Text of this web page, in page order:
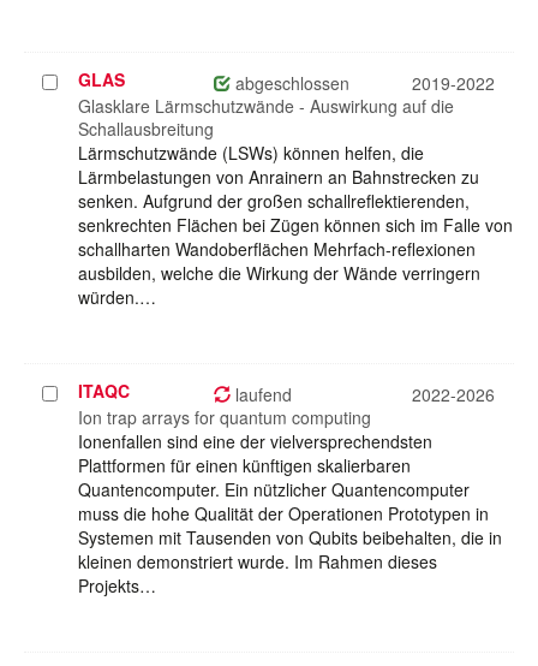
Projekt
auswählen
GLAS abgeschlossen
2019-2022
Glasklare Lärmschutzwände - Auswirkung auf die
Schallausbreitung
Lärmschutzwände (LSWs) können helfen, die
Lärmbelastungen von Anrainern an Bahnstrecken zu
senken. Aufgrund der großen schallreflektierenden,
senkrechten Flächen bei Zügen können sich im Falle von
schallharten Wandoberflächen Mehrfach-reflexionen
ausbilden, welche die Wirkung der Wände verringern
würden.…
Projekt
auswählen
ITAQC laufend
2022-2026
Ion trap arrays for quantum computing
Ionenfallen sind eine der vielversprechendsten
Plattformen für einen künftigen skalierbaren
Quantencomputer. Ein nützlicher Quantencomputer
muss die hohe Qualität der Operationen Prototypen in
Systemen mit Tausenden von Qubits beibehalten, die in
kleinen demonstriert wurde. Im Rahmen dieses
Projekts…